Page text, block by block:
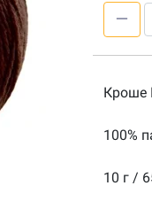
КARAT
1785
Кроше
100%
10 г /